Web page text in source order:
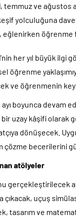
temmuz ve ağustos
keşif yolculuğuna
eğlenirken öğrenme
her yıl büyük
öğrenme
ve öğrenmenin
boyunca devam
uzay kâşifi olarak
dönüşecek.
becerilerini
atölyeler
gerçekleştirilecek
çıkacak, uçuş
tasarım ve